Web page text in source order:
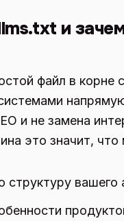
и
файл в корне
и не замена
это значит, что
структуру вашего